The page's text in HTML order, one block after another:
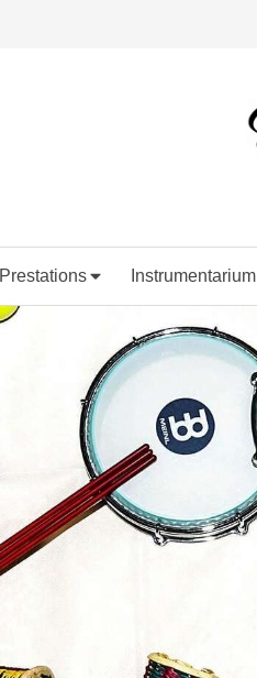
Prestations Instrumentarium